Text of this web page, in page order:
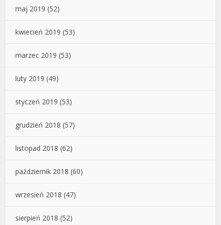
maj 2019 (52)
kwiecień 2019 (53)
marzec 2019 (53)
luty 2019 (49)
styczeń 2019 (53)
grudzień 2018 (57)
listopad 2018 (62)
październik 2018 (60)
wrzesień 2018 (47)
sierpień 2018 (52)